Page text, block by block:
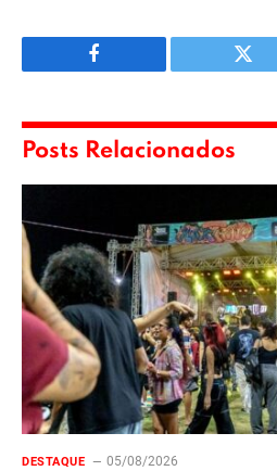
Facebook
Posts Relacionados
DESTAQUE 05/08/2026